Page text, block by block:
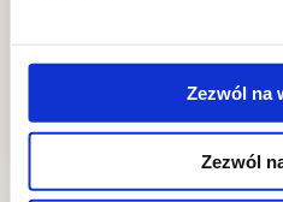
Zezwól na
Zezwól